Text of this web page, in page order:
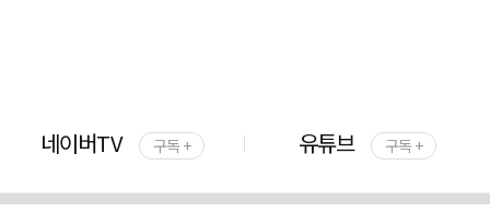
네이버TV 구독 + 유튜브 구독 +